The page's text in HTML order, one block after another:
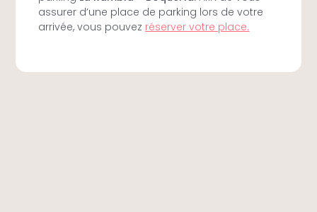
assurer d’une place de parking lors de votre
arrivée, vous pouvez réserver votre place.